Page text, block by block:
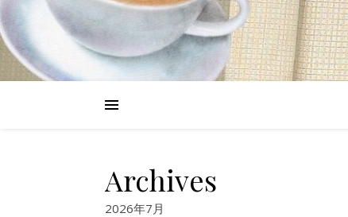
Archives
2026年7月